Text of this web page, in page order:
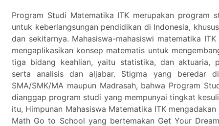
Program Studi Matematika ITK merupakan program
untuk keberlangsungan pendidikan di Indonesia,
dan sekitarnya. Mahasiswa-mahasiswi matematika
mengaplikasikan konsep matematis untuk
tiga bidang keahlian, yaitu statistika, dan aktuaria,
serta analisis dan aljabar. Stigma yang beredar
SMA/SMK/MA maupun Madrasah, bahwa Program
dianggap program studi yang mempunyai tingkat
itu, Himpunan Mahasiswa Matematika ITK
Math Go to School yang bertemakan Get Your